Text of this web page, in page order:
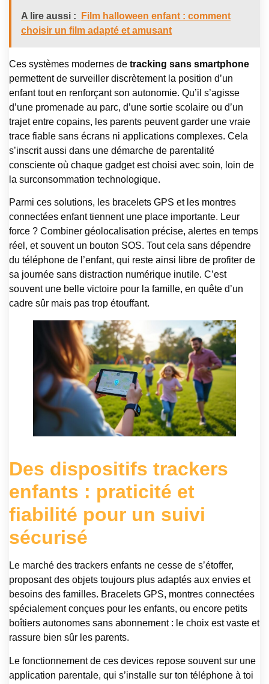
A lire aussi :
Film halloween enfant : comment
choisir un film adapté et amusant
Ces systèmes modernes de tracking sans smartphone
permettent de surveiller discrètement la position d’un
enfant tout en renforçant son autonomie. Qu’il s’agisse
d’une promenade au parc, d’une sortie scolaire ou d’un
trajet entre copains, les parents peuvent garder une vraie
trace fiable sans écrans ni applications complexes. Cela
s’inscrit aussi dans une démarche de parentalité
consciente où chaque gadget est choisi avec soin, loin de
la surconsommation technologique.
Parmi ces solutions, les bracelets GPS et les montres
connectées enfant tiennent une place importante. Leur
force ? Combiner géolocalisation précise, alertes en temps
réel, et souvent un bouton SOS. Tout cela sans dépendre
du téléphone de l’enfant, qui reste ainsi libre de profiter de
sa journée sans distraction numérique inutile. C’est
souvent une belle victoire pour la famille, en quête d’un
cadre sûr mais pas trop étouffant.
Des dispositifs trackers
enfants : praticité et
fiabilité pour un suivi
sécurisé
Le marché des trackers enfants ne cesse de s’étoffer,
proposant des objets toujours plus adaptés aux envies et
besoins des familles. Bracelets GPS, montres connectées
spécialement conçues pour les enfants, ou encore petits
boîtiers autonomes sans abonnement : le choix est vaste et
rassure bien sûr les parents.
Le fonctionnement de ces devices repose souvent sur une
application parentale, qui s’installe sur ton téléphone à toi